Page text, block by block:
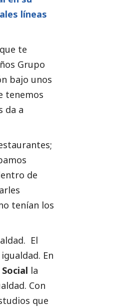
líneas
te
Grupo
bajo unos
tenemos
da a
de
tenían los
El
En
Social la
Con
que